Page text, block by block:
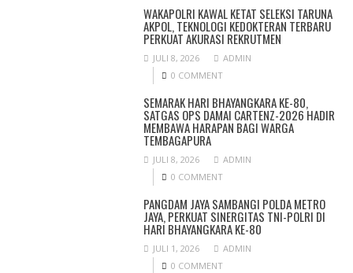
WAKAPOLRI KAWAL KETAT SELEKSI TARUNA
AKPOL, TEKNOLOGI KEDOKTERAN TERBARU
PERKUAT AKURASI REKRUTMEN
JULI 8, 2026
ADMIN
0 COMMENT
SEMARAK HARI BHAYANGKARA KE-80,
SATGAS OPS DAMAI CARTENZ-2026 HADIR
MEMBAWA HARAPAN BAGI WARGA
TEMBAGAPURA
JULI 8, 2026
ADMIN
0 COMMENT
PANGDAM JAYA SAMBANGI POLDA METRO
JAYA, PERKUAT SINERGITAS TNI-POLRI DI
HARI BHAYANGKARA KE-80
JULI 1, 2026
ADMIN
0 COMMENT